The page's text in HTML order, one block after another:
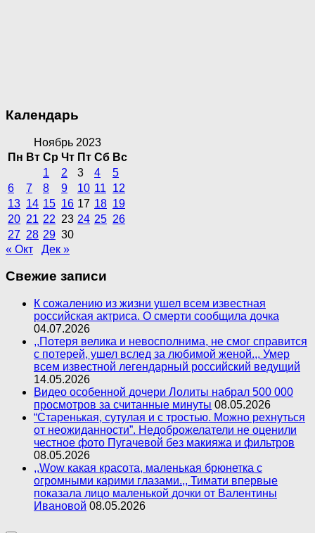
Календарь
Ноябрь 2023
Пн Вт Ср Чт Пт Сб Вс
1
2 3 4
5
6
7 8 9 10 11
12
13 14 15 16 17 18 19
20 21 22 23 24 25 26
27 28 29 30
« Окт
Дек »
Свежие записи
К сожалению из жизни ушел всем известная
российская актриса. О смерти сообщила дочка
04.07.2026
,,Потеря велика и невосполнима, не смог справится
с потерей, ушел вслед за любимой женой.,, Умер
всем известной легендарный российский ведущий
14.05.2026
Видео особенной дочери Лолиты набрал 500 000
просмотров за считанные минуты 08.05.2026
“Старенькая, сутулая и с тростью. Можно рехнуться
от неожиданности”. Недоброжелатели не оценили
честное фото Пугачевой без макияжа и фильтров
08.05.2026
,,Wow какая красота, маленькая брюнетка с
огромными карими глазами.,, Тимати впервые
показала лицо маленькой дочки от Валентины
Ивановой 08.05.2026